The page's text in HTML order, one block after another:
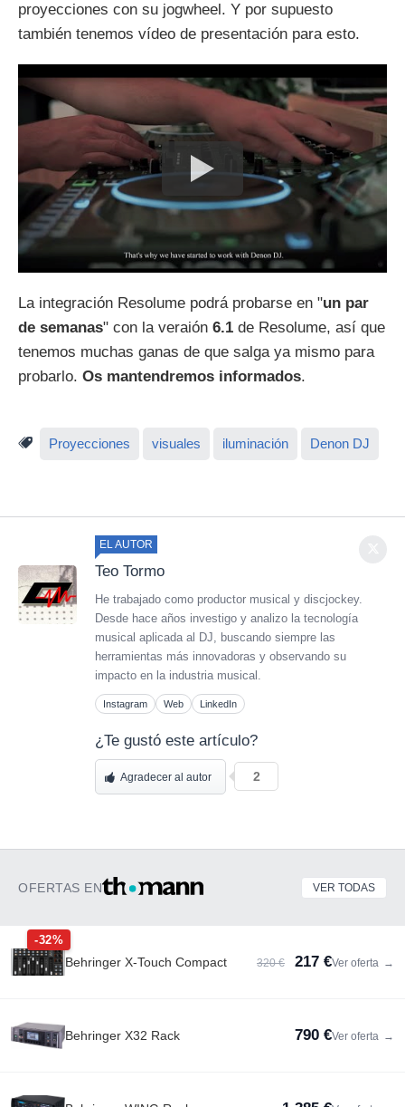
proyecciones con su jogwheel. Y por supuesto
también tenemos vídeo de presentación para esto.
La integración Resolume podrá probarse en "un par
de semanas" con la veraión 6.1 de Resolume, así que
tenemos muchas ganas de que salga ya mismo para
probarlo. Os mantendremos informados.
Proyecciones visuales iluminación Denon DJ
EL AUTOR
Teo Tormo
He trabajado como productor musical y discjockey.
Desde hace años investigo y analizo la tecnología
musical aplicada al DJ, buscando siempre las
herramientas más innovadoras y observando su
impacto en la industria musical.
Instagram Web LinkedIn
¿Te gustó este artículo?
Agradecer al autor 2
OFERTAS EN VER TODAS
-32%
Behringer X-Touch Compact 320 € 217 €Ver oferta →
Behringer X32 Rack 790 €Ver oferta →